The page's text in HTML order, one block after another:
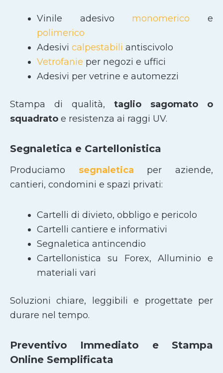
Vinile adesivo monomerico e
polimerico
Adesivi calpestabili antiscivolo
Vetrofanie per negozi e uffici
Adesivi per vetrine e automezzi
Stampa di qualità, taglio sagomato
o
squadrato e resistenza ai raggi UV.
Segnaletica e Cartellonistica
Produciamo segnaletica per aziende,
cantieri, condomini e spazi privati:
Cartelli di divieto, obbligo e pericolo
Cartelli cantiere e informativi
Segnaletica antincendio
Cartellonistica su Forex, Alluminio e
materiali vari
Soluzioni chiare, leggibili e progettate per
durare nel tempo.
Preventivo Immediato e Stampa
Online Semplificata